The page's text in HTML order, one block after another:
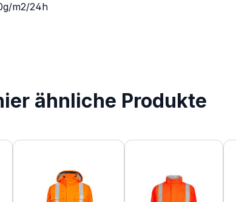
m2/24h
ähnliche Produkte